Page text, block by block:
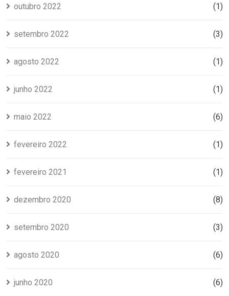
outubro 2022 (1)
setembro 2022 (3)
agosto 2022 (1)
junho 2022 (1)
maio 2022 (6)
fevereiro 2022 (1)
fevereiro 2021 (1)
dezembro 2020 (8)
setembro 2020 (3)
agosto 2020 (6)
junho 2020 (6)